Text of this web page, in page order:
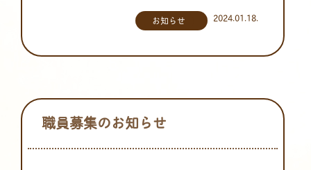
2024.01.18.
お知らせ
職員募集のお知らせ